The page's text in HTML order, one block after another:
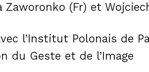
(Fr) et
l’Institut Polonais de
du Geste et de l’Image